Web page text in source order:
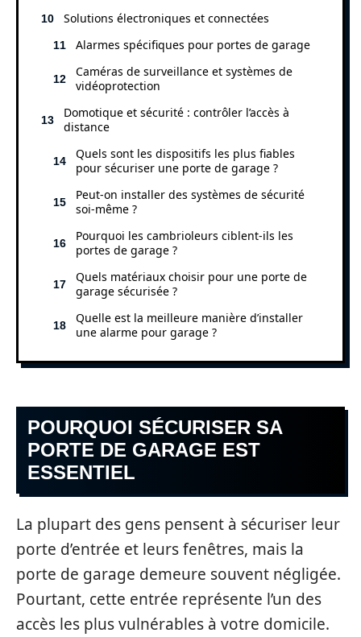
Solutions électroniques et connectées
Alarmes spécifiques pour portes de garage
Caméras de surveillance et systèmes de
vidéoprotection
Domotique et sécurité : contrôler l’accès à
distance
Quels sont les dispositifs les plus fiables
pour sécuriser une porte de garage ?
Peut-on installer des systèmes de sécurité
soi-même ?
Pourquoi les cambrioleurs ciblent-ils les
portes de garage ?
Quels matériaux choisir pour une porte de
garage sécurisée ?
Quelle est la meilleure manière d’installer
une alarme pour garage ?
POURQUOI SÉCURISER SA
PORTE DE GARAGE EST
ESSENTIEL
La plupart des gens pensent à sécuriser leur
porte d’entrée et leurs fenêtres, mais la
porte de garage demeure souvent négligée.
Pourtant, cette entrée représente l’un des
accès les plus vulnérables à votre domicile.